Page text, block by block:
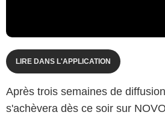
LIRE DANS L'APPLICATION
Après trois semaines de
s'achèvera dès ce soir sur